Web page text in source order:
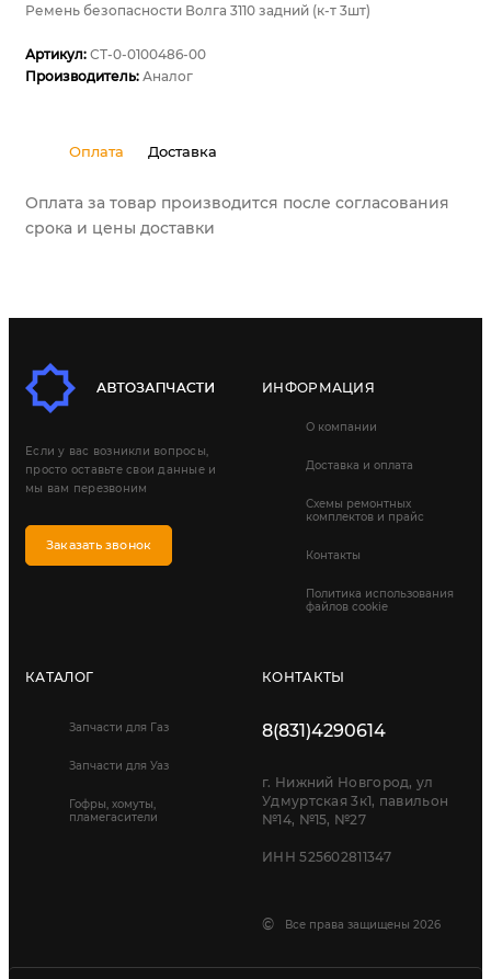
Ремень безопасности Волга 3110 задний (к-т 3шт)
Артикул: СТ-0-0100486-00
Производитель: Аналог
Оплата Доставка
Оплата за товар производится после согласования
срока и цены доставки
Если у вас возникли вопросы,
просто оставьте свои данные и
мы вам перезвоним
Заказать звонок
ИНФОРМАЦИЯ
О компании
Доставка и оплата
Схемы ремонтных
комплектов и прайс
Контакты
Политика использования
файлов cookie
КАТАЛОГ
Запчасти для Газ
Запчасти для Уаз
Гофры, хомуты,
пламегасители
КОНТАКТЫ
8(831)4290614
г. Нижний Новгород, ул
Удмуртская 3к1, павильон
№14, №15, №27
ИНН 525602811347
© Все права защищены 2026